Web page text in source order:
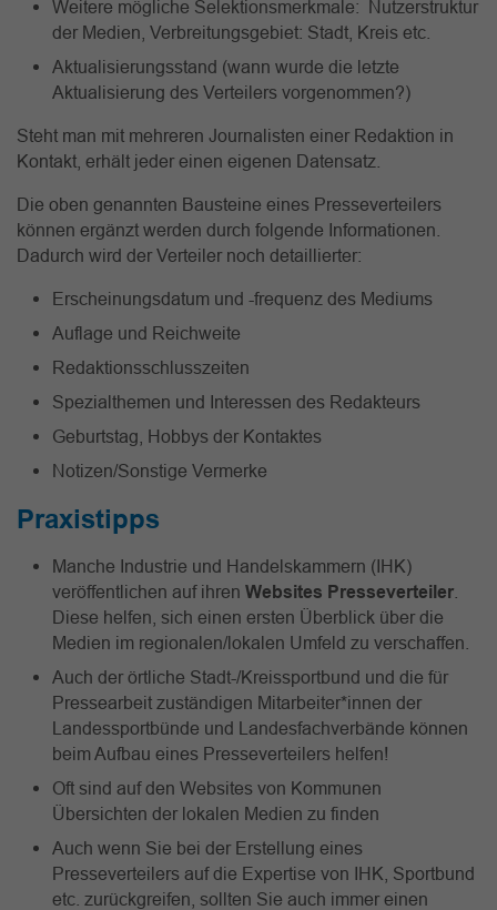
Weitere mögliche Selektionsmerkmale: Nutzerstruktur
der Medien, Verbreitungsgebiet: Stadt, Kreis etc.
Aktualisierungsstand (wann wurde die letzte
Aktualisierung des Verteilers vorgenommen?)
Steht man mit mehreren Journalisten einer Redaktion in
Kontakt, erhält jeder einen eigenen Datensatz.
Die oben genannten Bausteine eines Presseverteilers
können ergänzt werden durch folgende Informationen.
Dadurch wird der Verteiler noch detaillierter:
Erscheinungsdatum und -frequenz des Mediums
Auflage und Reichweite
Redaktionsschlusszeiten
Spezialthemen und Interessen des Redakteurs
Geburtstag, Hobbys der Kontaktes
Notizen/Sonstige Vermerke
Praxistipps
Manche Industrie und Handelskammern (IHK)
veröffentlichen auf ihren Websites Presseverteiler
Diese helfen, sich einen ersten Überblick über die
Medien im regionalen/lokalen Umfeld zu verschaffen.
Auch der örtliche Stadt-/Kreissportbund und die für
Pressearbeit zuständigen Mitarbeiter*innen der
Landessportbünde und Landesfachverbände können
beim Aufbau eines Presseverteilers helfen!
Oft sind auf den Websites von Kommunen
Übersichten der lokalen Medien zu finden
Auch wenn Sie bei der Erstellung eines
Presseverteilers auf die Expertise von IHK, Sportbund
etc. zurückgreifen, sollten Sie auch immer einen